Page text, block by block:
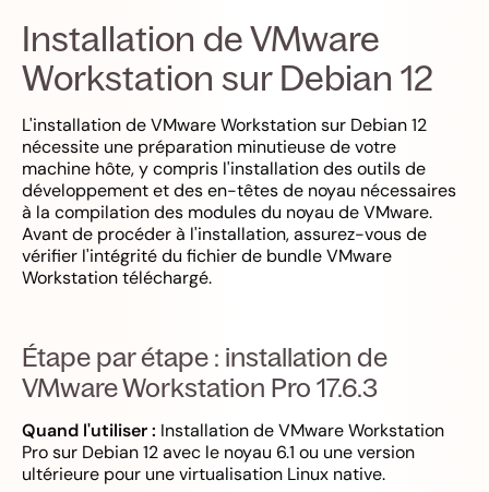
Installation de VMware
Workstation sur Debian 12
L'installation de VMware Workstation sur Debian 12
nécessite une préparation minutieuse de votre
machine hôte, y compris l'installation des outils de
développement et des en-têtes de noyau nécessaires
à la compilation des modules du noyau de VMware.
Avant de procéder à l'installation, assurez-vous de
vérifier l'intégrité du fichier de bundle VMware
Workstation téléchargé.
Étape par étape : installation de
VMware Workstation Pro 17.6.3
Quand l'utiliser : Installation de VMware Workstation
Pro sur Debian 12 avec le noyau 6.1 ou une version
ultérieure pour une virtualisation Linux native.